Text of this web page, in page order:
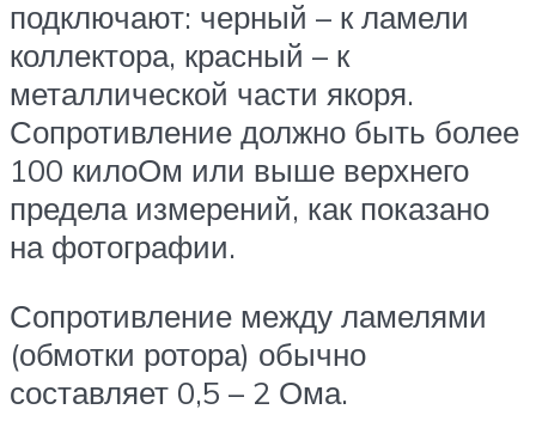
подключают: черный – к ламели
коллектора, красный – к
металлической части якоря.
Сопротивление должно быть более
100 килоОм или выше верхнего
предела измерений, как показано
на фотографии.
Сопротивление между ламелями
(обмотки ротора) обычно
составляет 0,5 – 2 Ома.